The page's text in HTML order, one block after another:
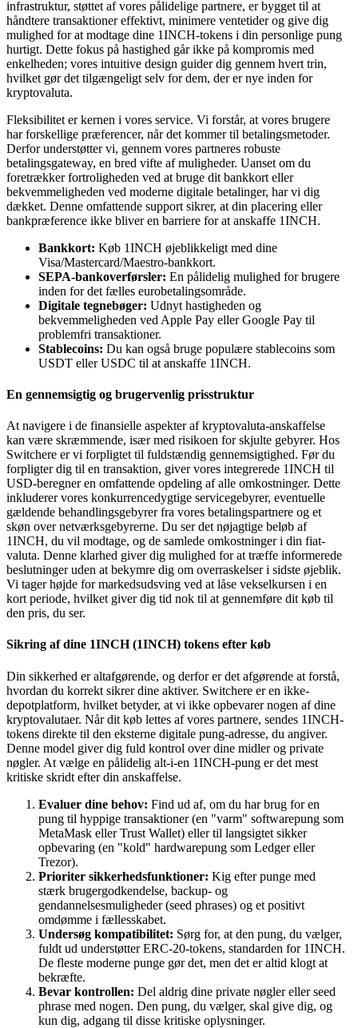
infrastruktur, støttet af vores pålidelige partnere, er bygget til at
håndtere transaktioner effektivt, minimere ventetider og give dig
mulighed for at modtage dine 1INCH-tokens i din personlige pung
hurtigt. Dette fokus på hastighed går ikke på kompromis med
enkelheden; vores intuitive design guider dig gennem hvert trin,
hvilket gør det tilgængeligt selv for dem, der er nye inden for
kryptovaluta.
Fleksibilitet er kernen i vores service. Vi forstår, at vores brugere
har forskellige præferencer, når det kommer til betalingsmetoder.
Derfor understøtter vi, gennem vores partneres robuste
betalingsgateway, en bred vifte af muligheder. Uanset om du
foretrækker fortroligheden ved at bruge dit bankkort eller
bekvemmeligheden ved moderne digitale betalinger, har vi dig
dækket. Denne omfattende support sikrer, at din placering eller
bankpræference ikke bliver en barriere for at anskaffe 1INCH.
Bankkort: Køb 1INCH øjeblikkeligt med dine
Visa/Mastercard/Maestro-bankkort.
SEPA-bankoverførsler: En pålidelig mulighed for brugere
inden for det fælles eurobetalingsområde.
Digitale tegnebøger: Udnyt hastigheden og
bekvemmeligheden ved Apple Pay eller Google Pay til
problemfri transaktioner.
Stablecoins: Du kan også bruge populære stablecoins som
USDT eller USDC til at anskaffe 1INCH.
En gennemsigtig og brugervenlig prisstruktur
At navigere i de finansielle aspekter af kryptovaluta-anskaffelse
kan være skræmmende, især med risikoen for skjulte gebyrer. Hos
Switchere er vi forpligtet til fuldstændig gennemsigtighed. Før du
forpligter dig til en transaktion, giver vores integrerede 1INCH til
USD-beregner en omfattende opdeling af alle omkostninger. Dette
inkluderer vores konkurrencedygtige servicegebyrer, eventuelle
gældende behandlingsgebyrer fra vores betalingspartnere og et
skøn over netværksgebyrerne. Du ser det nøjagtige beløb af
1INCH, du vil modtage, og de samlede omkostninger i din fiat-
valuta. Denne klarhed giver dig mulighed for at træffe informerede
beslutninger uden at bekymre dig om overraskelser i sidste øjeblik.
Vi tager højde for markedsudsving ved at låse vekselkursen i en
kort periode, hvilket giver dig tid nok til at gennemføre dit køb til
den pris, du ser.
Sikring af dine 1INCH (1INCH) tokens efter køb
Din sikkerhed er altafgørende, og derfor er det afgørende at forstå,
hvordan du korrekt sikrer dine aktiver. Switchere er en ikke-
depotplatform, hvilket betyder, at vi ikke opbevarer nogen af dine
kryptovalutaer. Når dit køb lettes af vores partnere, sendes 1INCH-
tokens direkte til den eksterne digitale pung-adresse, du angiver.
Denne model giver dig fuld kontrol over dine midler og private
nøgler. At vælge en pålidelig alt-i-en 1INCH-pung er det mest
kritiske skridt efter din anskaffelse.
Evaluer dine behov: Find ud af, om du har brug for en
pung til hyppige transaktioner (en "varm" softwarepung som
MetaMask eller Trust Wallet) eller til langsigtet sikker
opbevaring (en "kold" hardwarepung som Ledger eller
Trezor).
Prioriter sikkerhedsfunktioner: Kig efter punge med
stærk brugergodkendelse, backup- og
gendannelsesmuligheder (seed phrases) og et positivt
omdømme i fællesskabet.
Undersøg kompatibilitet: Sørg for, at den pung, du vælger,
fuldt ud understøtter ERC-20-tokens, standarden for 1INCH.
De fleste moderne punge gør det, men det er altid klogt at
bekræfte.
Bevar kontrollen: Del aldrig dine private nøgler eller seed
phrase med nogen. Den pung, du vælger, skal give dig, og
kun dig, adgang til disse kritiske oplysninger.